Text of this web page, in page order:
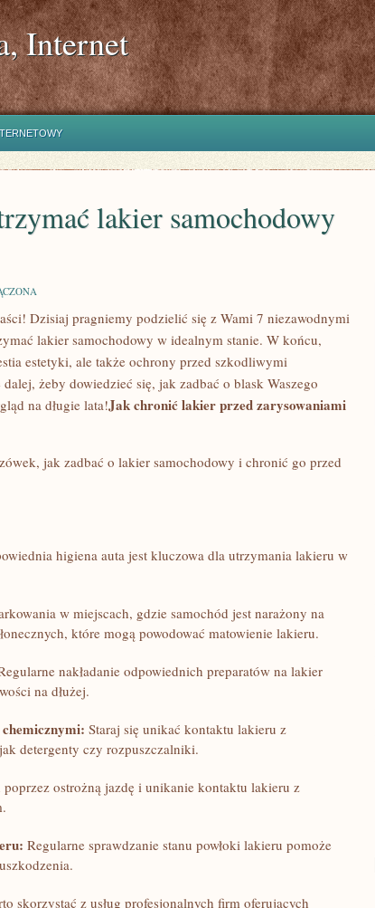
Internet
lakier samochodowy
Dzisiaj ⁤pragniemy podzielić się z Wami 7 niezawodnymi‌
lakier ⁣samochodowy w ‍idealnym stanie. W końcu,
estetyki, ale także ochrony przed szkodliwymi
żeby dowiedzieć się, jak zadbać o blask Waszego
na długie lata!Jak chronić lakier ‌przed zarysowaniami
jak zadbać ‌o lakier samochodowy i chronić go przed
higiena⁣ auta jest⁤ kluczowa dla utrzymania⁤ lakieru ⁤w
⁤w miejscach, gdzie samochód jest narażony na
które mogą⁤ powodować⁢ matowienie lakieru.
nakładanie odpowiednich preparatów na lakier
na dłużej.
Staraj się unikać kontaktu lakieru z
detergenty czy rozpuszczalniki.
ostrożną jazdę i unikanie kontaktu lakieru z
Regularne sprawdzanie stanu powłoki lakieru pomoże
skorzystać z usług profesjonalnych firm oferujących